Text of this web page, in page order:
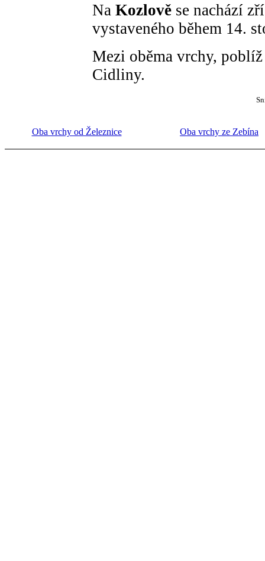
Na Kozlově se nachází
vystaveného během 14.
Mezi oběma vrchy,
Cidliny.
Oba vrchy od Železnice Oba vrchy ze Zebína